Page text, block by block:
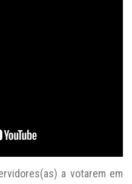
a votarem em